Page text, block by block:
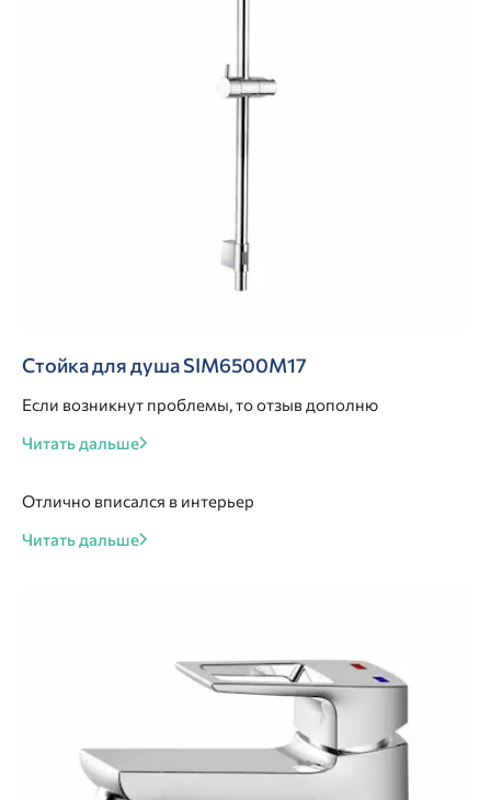
Стойка для душа SIM6500M17
Если возникнут проблемы, то отзыв дополню
Читать дальше
Отлично вписался в интерьер
Читать дальше